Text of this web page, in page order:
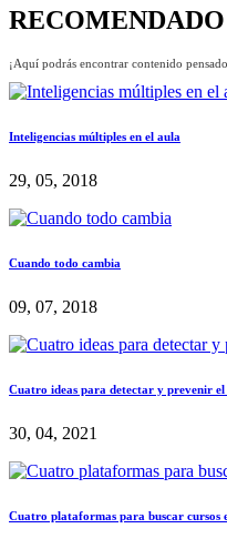
RECOMENDADO
¡Aquí podrás encontrar contenido
Inteligencias múltiples en el aula
29, 05, 2018
Cuando todo cambia
09, 07, 2018
Cuatro ideas para detectar y prevenir
30, 04, 2021
Cuatro plataformas para buscar cursos